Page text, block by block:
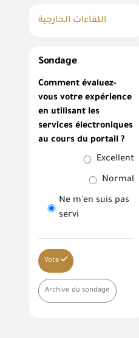
اللقاءات الخارجية
Sondage
Comment évaluez-
vous votre expérience
en utilisant les
services électroniques
au cours du portail ?
Excellent
Normal
Ne m'en suis pas
servi
Vote
Archive du sondage